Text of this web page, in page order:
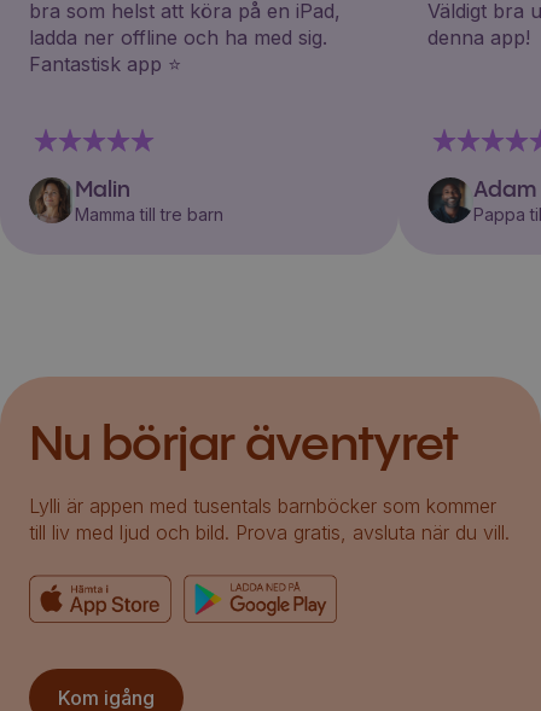
bra som helst att köra på en iPad,
ladda ner offline och ha med sig.
Fantastisk app ⭐️
Malin
Mamma till tre barn
Väldigt bra
denna app!
Adam
Pappa
Nu börjar äventyret
Lylli är appen med tusentals barnböcker som kommer
till liv med ljud och bild. Prova gratis, avsluta när du vill.
Kom igång